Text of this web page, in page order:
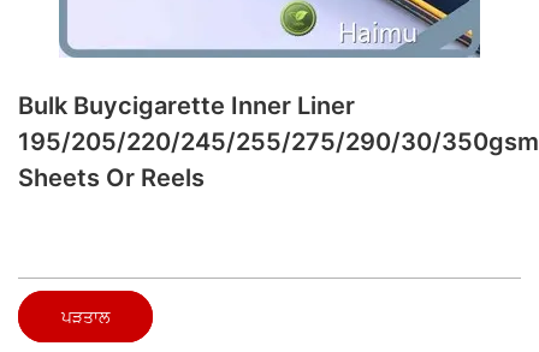
Bulk Buycigarette Inner Liner
195/205/220/245/255/275/290/30/350gsm
Sheets Or Reels
ਪੜਤਾਲ